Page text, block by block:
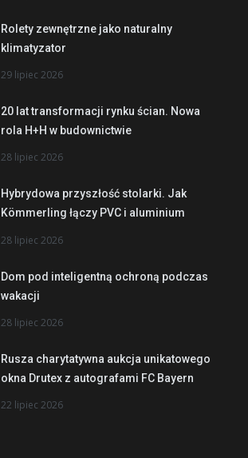
Rolety zewnętrzne jako naturalny
klimatyzator
29 lipiec 2026
20 lat transformacji rynku ścian. Nowa
rola H+H w budownictwie
28 lipiec 2026
Hybrydowa przyszłość stolarki. Jak
Kömmerling łączy PVC i aluminium
28 lipiec 2026
Dom pod inteligentną ochroną podczas
wakacji
28 lipiec 2026
Rusza charytatywna aukcja unikatowego
okna Drutex z autografami FC Bayern
22 lipiec 2026